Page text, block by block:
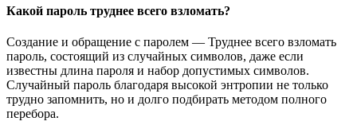
Какой пароль труднее всего взломать?
Создание и обращение с паролем — Труднее всего взломать
пароль, состоящий из случайных символов, даже если
известны длина пароля и набор допустимых символов.
Случайный пароль благодаря высокой энтропии не только
трудно запомнить, но и долго подбирать методом полного
перебора.